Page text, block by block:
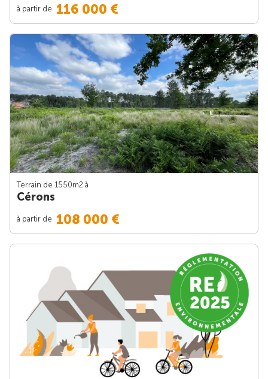
à partir de 116 000 €
Terrain de 1550m2 à
Cérons
à partir de 108 000 €